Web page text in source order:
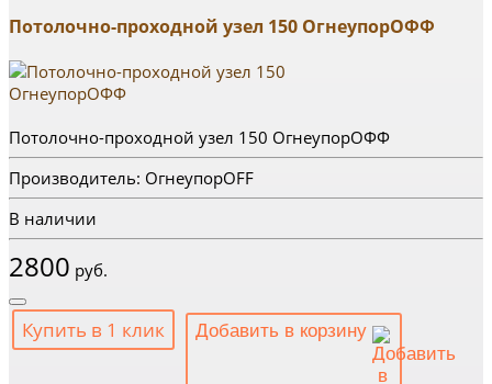
Потолочно-проходной узел 150 ОгнеупорОФФ
Потолочно-проходной узел 150 ОгнеупорОФФ
Производитель: ОгнеупорOFF
В наличии
2800 руб.
Купить в 1 клик Добавить в корзину